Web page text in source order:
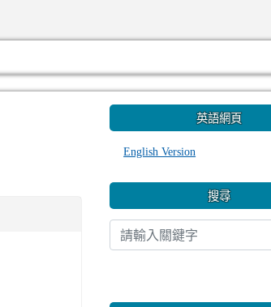
英語網頁
English Version
搜尋